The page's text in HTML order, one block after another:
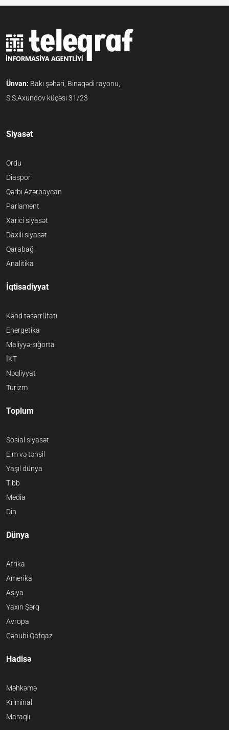
Ünvan: Bakı şəhəri, Binəqədi rayonu,
S.S.Axundov küçəsi 31/23
Siyasət
Ordu
Diaspor
Qərbi Azərbaycan
Parlament
Xarici siyasət
Daxili siyasət
Qarabağ
Analitika
İqtisadiyyat
Kənd təsərrüfatı
Energetika
Maliyyə-sığorta
İKT
Nəqliyyat
Turizm
Toplum
Sosial siyasət
Elm və təhsil
Yaşıl dünya
Tibb
Media
Din
Dünya
Afrika
Amerika
Asiya
Yaxın Şərq
Avropa
Cənubi Qafqaz
Hadisə
Məhkəmə
Kriminal
Maraqlı